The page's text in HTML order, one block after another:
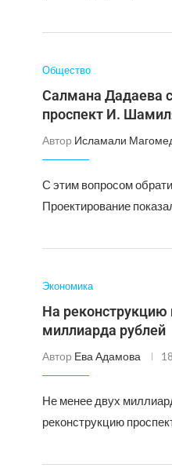
Общество
Салмана Дадаева
проспект И.
Автор Исламали
С этим вопросом
Проектирование
Экономика
На
миллиарда рублей
Автор Ева Адамова
Не менее двух
реконструкцию